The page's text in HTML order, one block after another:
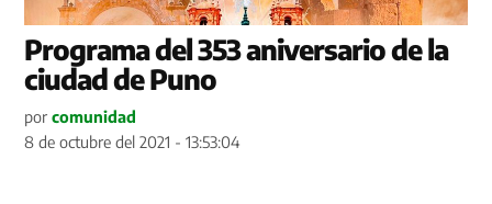
Programa del 353 aniversario de la
ciudad de Puno
por comunidad
8 de octubre del 2021 - 13:53:04